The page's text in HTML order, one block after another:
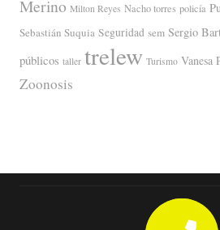
Merino Milton Reyes Nacho torres policía
Sebastián Suquia Seguridad sem Sergio
públicos taller trelew Turismo Vanesa
Zoonosis